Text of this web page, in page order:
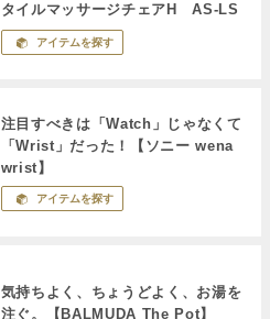
タイルマッサージチェアH AS-LS
１】
アイテムを探す
注目すべきは「Watch」じゃなくて
「Wrist」だった！【ソニー wena
wrist】
アイテムを探す
気持ちよく、ちょうどよく、お湯を
注ぐ。【BALMUDA The Pot】